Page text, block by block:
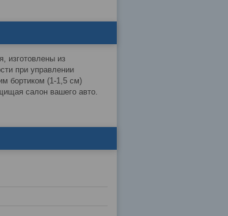
изготовлены из
при управлении
бортиком (1-1,5 см)
салон вашего авто.